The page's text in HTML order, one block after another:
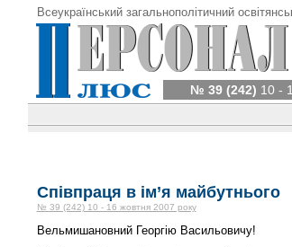
Всеукраїнський загальнополітичний
№ 39 (242) 10 -
Співпраця в ім’я майбутнього
№ 39 (242) 10 - 16 жовтня 2007 року
Вельмишановний Георгію Васильовичу!